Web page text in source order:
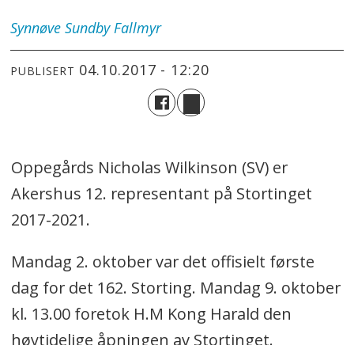
Synnøve Sundby Fallmyr
PUBLISERT 04.10.2017 - 12:20
Oppegårds Nicholas Wilkinson (SV) er
Akershus 12. representant på Stortinget
2017-2021.
Mandag 2. oktober var det offisielt første
dag for det 162. Storting. Mandag 9. oktober
kl. 13.00 foretok H.M Kong Harald den
høytidelige åpningen av Stortinget.